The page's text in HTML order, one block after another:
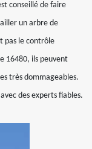
conseillé de faire
un arbre de
pas le contrôle
16480, ils peuvent
très dommageables.
des experts fiables.